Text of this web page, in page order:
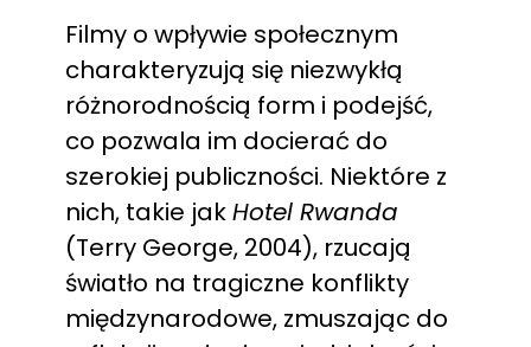
Filmy o wpływie społecznym
charakteryzują się niezwykłą
różnorodnością form i podejść,
co pozwala im docierać do
szerokiej publiczności. Niektóre z
nich, takie jakHotel Rwanda
(Terry George, 2004), rzucają
światło na tragiczne konflikty
międzynarodowe, zmuszając do